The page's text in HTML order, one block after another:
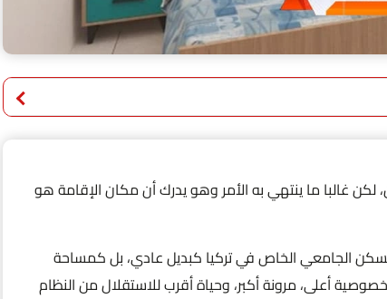
لكن غالبا ما ينتهي به الأمر وهو يدرك أن مكان الإقامة هو
السكن الجامعي الخاص في تركيا كبديل عادي، بل كمساحة
أعلى، مرونة أكبر، وحياة أقرب للاستقلال من النظام